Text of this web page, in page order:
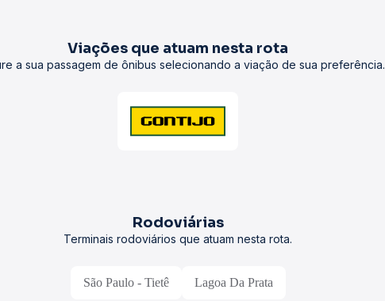
Viações que atuam nesta rota
a sua passagem de ônibus selecionando a viação de sua preferência.
Rodoviárias
Terminais rodoviários que atuam nesta rota.
São Paulo - Tietê Lagoa Da Prata